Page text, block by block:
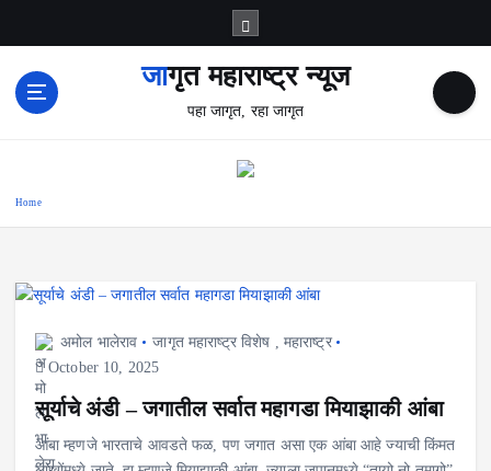
जागृत महाराष्ट्र न्यूज
पहा जागृत, रहा जागृत
Home
अमोल भालेराव जागृत महाराष्ट्र विशेष
महाराष्ट्र
October 10, 2025
सूर्याचे अंडी – जगातील सर्वात महागडा मियाझाकी आंबा
आंबा म्हणजे भारताचे आवडते फळ, पण जगात असा एक आंबा आहे ज्याची किंमत